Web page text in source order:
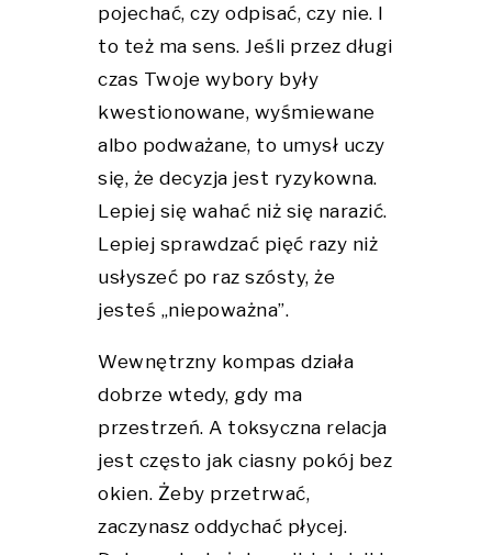
pojechać, czy odpisać, czy nie. I
to też ma sens. Jeśli przez długi
czas Twoje wybory były
kwestionowane, wyśmiewane
albo podważane, to umysł uczy
się, że decyzja jest ryzykowna.
Lepiej się wahać niż się narazić.
Lepiej sprawdzać pięć razy niż
usłyszeć po raz szósty, że
jesteś „niepoważna”.
Wewnętrzny kompas działa
dobrze wtedy, gdy ma
przestrzeń. A toksyczna relacja
jest często jak ciasny pokój bez
okien. Żeby przetrwać,
zaczynasz oddychać płycej.